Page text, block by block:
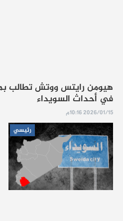
هيومن رايتس ووتش تطالب
في أحداث السويداء
2026/01/15 10:16م
رئيسي